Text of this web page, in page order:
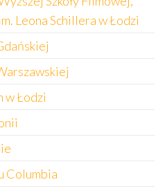
Leona Schillera w Łodzi
w Łodzi
Columbia